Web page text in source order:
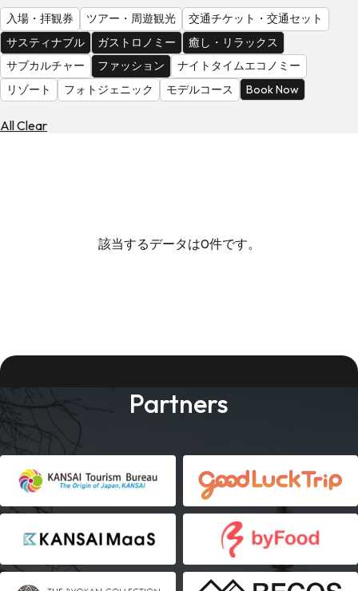
入場・拝観券 ツアー・周遊観光
交通チケット・交通セット
サスティナブル
ガストロノミー
癒し・リラックス
サブカルチャー
ファッション
ナイトタイムエコノミー
リゾート
フォトジェニック モデルコース Book Now
All Clear
該当するデータは0件です。
Partners